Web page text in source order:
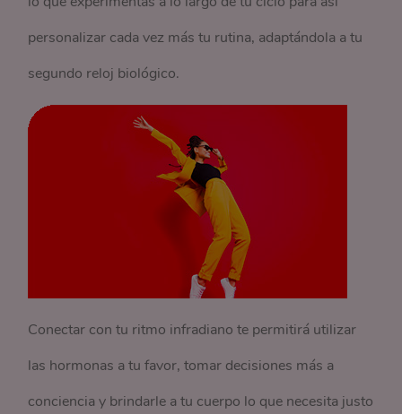
personalizar cada vez más tu rutina, adaptándola a tu
segundo reloj biológico.
Conectar con tu ritmo infradiano te permitirá utilizar
las hormonas a tu favor, tomar decisiones más a
conciencia y brindarle a tu cuerpo lo que necesita justo